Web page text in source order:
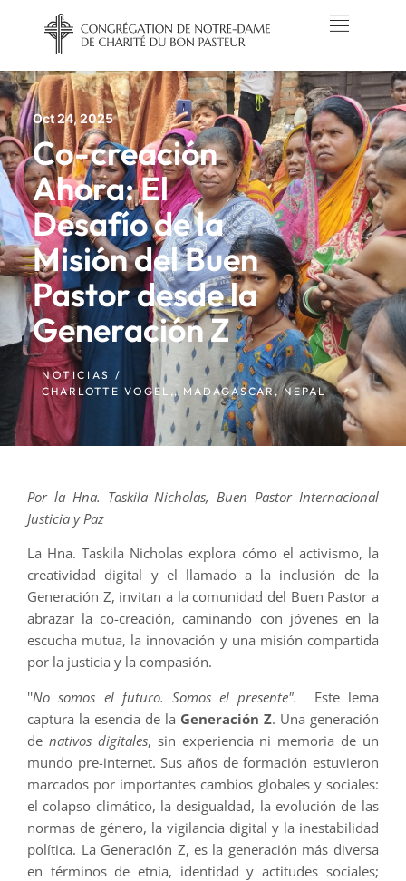
Oct 24, 2025
Co-creación
Ahora: El
Desafío de la
Misión del Buen
Pastor desde la
Generación Z
NOTICIAS /
CHARLOTTE VOGEL, , MADAGASCAR ,NEPAL
Por la Hna. Taskila Nicholas, Buen Pastor Internacional
Justicia y Paz
La Hna. Taskila Nicholas explora cómo el activismo, la
creatividad digital y el llamado a la inclusión de la
Generación Z, invitan a la comunidad del Buen Pastor a
abrazar la co-creación, caminando con jóvenes en la
escucha mutua, la innovación y una misión compartida
por la justicia y la compasión.
''No somos el futuro. Somos el presente".
Este lema
captura la esencia de la Generación Z. Una generación
de nativos digitales, sin experiencia ni memoria de un
mundo pre-internet. Sus años de formación estuvieron
marcados por importantes cambios globales y sociales:
el colapso climático, la desigualdad, la evolución de las
normas de género, la vigilancia digital y la inestabilidad
política. La Generación Z, es la generación más diversa
en términos de etnia, identidad y actitudes sociales;